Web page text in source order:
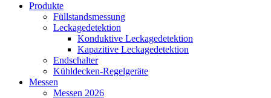
Produkte
Füllstandsmessung
Leckagedetektion
Konduktive Leckagedetektion
Kapazitive Leckagedetektion
Endschalter
Kühldecken-Regelgeräte
Messen
Messen 2026